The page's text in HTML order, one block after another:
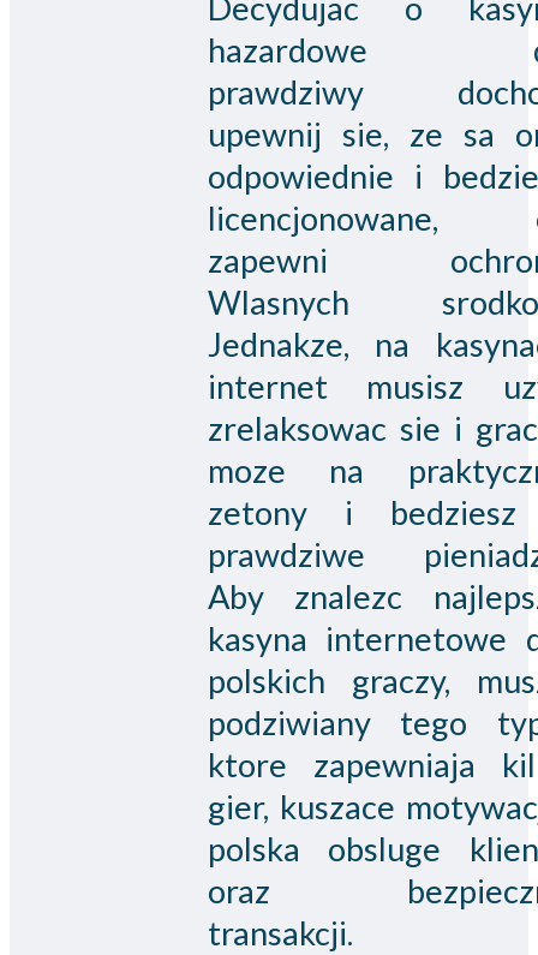
Decydujac o
hazardowe
prawdziwy
upewnij sie, ze sa
odpowiednie i
licencjonowane,
zapewni
Wlasnych
Jednakze, na
internet musisz
zrelaksowac sie i
moze na
zetony i
prawdziwe
Aby znalezc
kasyna internetowe
polskich graczy,
podziwiany tego
ktore zapewniaja
gier, kuszace
polska obsluge
oraz
transakcji.